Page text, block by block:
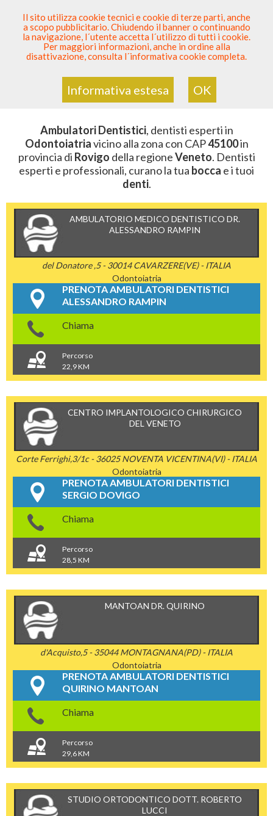
SEI DENTISTA? PARTECIPA
Sei QuiElenco Dentista Sicuro > Odontoiatria>
Ambulatori Dentistici>Veneto>Rovigo>CAP 45100
ZONA CON CAP 45100
Ambulatori Dentistici, dentisti esperti in
Odontoiatriavicino alla zona con CAP45100in
provincia di Rovigo della regioneVeneto. Dentisti
esperti e professionali, curano la tua bocca e i tuoi
denti.
AMBULATORIO MEDICO DENTISTICO DR.
ALESSANDRO RAMPIN
del Donatore ,5 - 30014 CAVARZERE(VE) - ITALIA
Odontoiatria
PRENOTA AMBULATORI DENTISTICI
ALESSANDRO RAMPIN
Chiama
Percorso
22,9 KM
CENTRO IMPLANTOLOGICO CHIRURGICO
DEL VENETO
Corte Ferrighi,3/1c - 36025 NOVENTA VICENTINA(VI) - ITALIA
Odontoiatria
PRENOTA AMBULATORI DENTISTICI
SERGIO DOVIGO
Chiama
Percorso
28,5 KM
MANTOAN DR. QUIRINO
d'Acquisto,5 - 35044 MONTAGNANA(PD) - ITALIA
Odontoiatria
PRENOTA AMBULATORI DENTISTICI
QUIRINO MANTOAN
Chiama
Percorso
29,6 KM
STUDIO ORTODONTICO DOTT. ROBERTO
LUCCI
Il sito utilizza cookie tecnici e cookie di terze parti, anche
a scopo pubblicitario. Chiudendo il banner o continuando
la navigazione, l´utente accetta l´utilizzo di tutti i cookie.
Per maggiori informazioni, anche in ordine alla
disattivazione, consulta l´informativa cookie completa.
Informativa estesa OK